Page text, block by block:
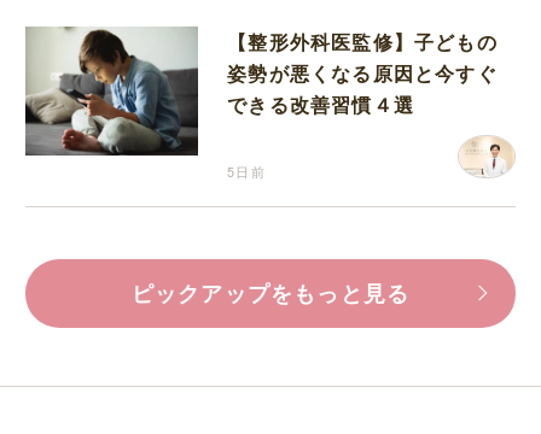
【整形外科医監修】子どもの
姿勢が悪くなる原因と今すぐ
できる改善習慣４選
5日前
ピックアップをもっと見る